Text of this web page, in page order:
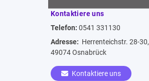
Kontaktiere uns
Telefon: 0541 331130
Adresse: Herrenteichstr. 28-30,
49074 Osnabrück
Kontaktiere uns